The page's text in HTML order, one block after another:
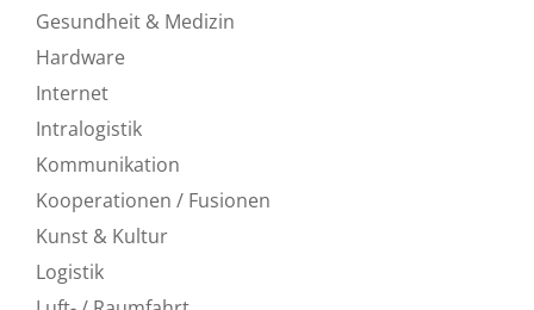
Gesundheit & Medizin
Hardware
Internet
Intralogistik
Kommunikation
Kooperationen / Fusionen
Kunst & Kultur
Logistik